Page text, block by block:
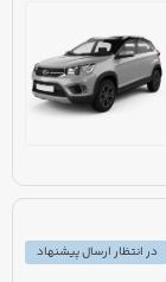
در انتظار ارسال پیشنهاد